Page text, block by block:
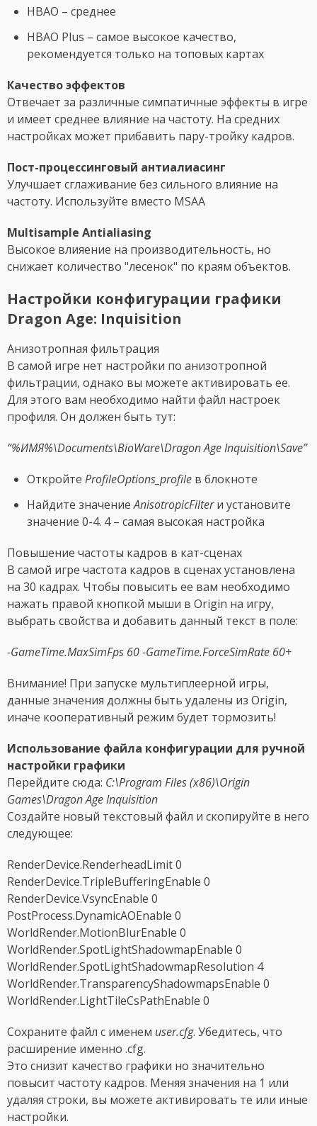
HBAO – среднее
HBAO Plus – самое высокое качество,
рекомендуется только на топовых картах
Качество эффектов
Отвечает за различные симпатичные эффекты в игре
и имеет среднее влияние на частоту. На средних
настройках может прибавить пару-тройку кадров.
Пост-процессинговый антиалиасинг
Улучшает сглаживание без сильного влияние на
частоту. Используйте вместо MSAA
Multisample Antialiasing
Высокое влияение на производительность, но
снижает количество "лесенок" по краям объектов.
Настройки конфигурации графики
Dragon Age: Inquisition
Анизотропная фильтрация
В самой игре нет настройки по анизотропной
фильтрации, однако вы можете активировать ее.
Для этого вам необходимо найти файл настроек
профиля. Он должен быть тут:
“%ИМЯ%\Documents\BioWare\Dragon Age Inquisition\Save”
Откройте ProfileOptions_profile в блокноте
Найдите значениеAnisotropicFilterи установите
значение 0-4. 4 – самая высокая настройка
Повышение частоты кадров в кат-сценах
В самой игре частота кадров в сценах установлена
на 30 кадрах. Чтобы повысить ее вам необходимо
нажать правой кнопкой мыши в Origin на игру,
выбрать свойства и добавить данный текст в поле:
-GameTime.MaxSimFps 60 -GameTime.ForceSimRate 60+
Внимание! При запуске мультиплеерной игры,
данные значения должны быть удалены из Origin,
иначе кооперативный режим будет тормозить!
Использование файла конфигурации для ручной
настройки графики
Перейдите сюда: C:\Program Files (x86)\Origin
Games\Dragon Age Inquisition
Создайте новый текстовый файл и скопируйте в него
следующее:
RenderDevice.RenderheadLimit 0
RenderDevice.TripleBufferingEnable 0
RenderDevice.VsyncEnable 0
PostProcess.DynamicAOEnable 0
WorldRender.MotionBlurEnable 0
WorldRender.SpotLightShadowmapEnable 0
WorldRender.SpotLightShadowmapResolution 4
WorldRender.TransparencyShadowmapsEnable 0
WorldRender.LightTileCsPathEnable 0
Сохраните файл с именем user.cfg. Убедитесь, что
расширение именно .cfg.
Это снизит качество графики но значительно
повысит частоту кадров. Меняя значения на 1 или
удаляя строки, вы можете активировать те или иные
настройки.